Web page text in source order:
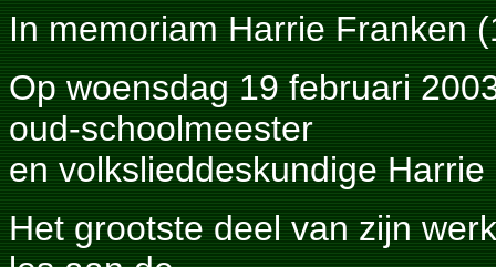
In memoriam Harrie Franken
Op woensdag 19 februari
oud-schoolmeester
en volkslieddeskundige
Het grootste deel van zijn